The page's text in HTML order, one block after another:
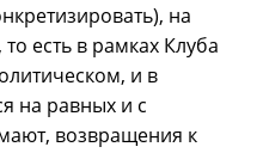
на
есть в рамках Клуба
и в
на равных и с
возвращения к